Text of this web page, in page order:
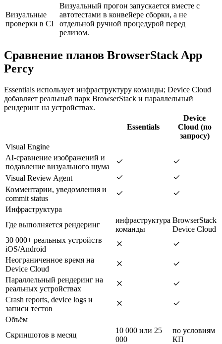
Визуальные
проверки в CI
Визуальный прогон запускается вместе с
автотестами в конвейере сборки, а не
отдельной ручной процедурой перед
релизом.
Сравнение планов BrowserStack App
Percy
Essentials использует инфраструктуру команды; Device Cloud
добавляет реальный парк BrowserStack и параллельный
рендеринг на устройствах.
Essentials
Device
Cloud (по
запросу)
Visual Engine
AI-сравнение изображений и
подавление визуального шума
Visual Review Agent
Комментарии, уведомления и
commit status
Инфраструктура
Где выполняется рендеринг
инфраструктура
команды
BrowserStack
Device Cloud
30 000+ реальных устройств
iOS/Android
Неограниченное время на
Device Cloud
Параллельный рендеринг на
реальных устройствах
Crash reports, device logs и
записи тестов
Объём
Скриншотов в месяц
10 000 или 25
000
по условиям
КП